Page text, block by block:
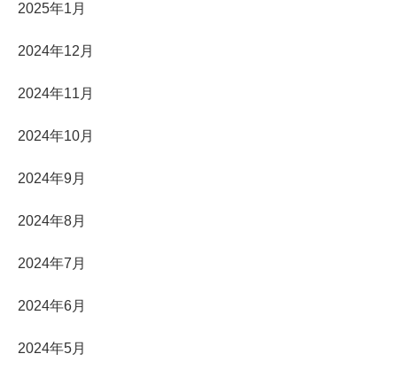
2025年1月
2024年12月
2024年11月
2024年10月
2024年9月
2024年8月
2024年7月
2024年6月
2024年5月